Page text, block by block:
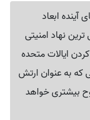
ابعاد
نهاد امنیتی
ایالات متحده
که به عنوان ارتش
بیشتری خواهد